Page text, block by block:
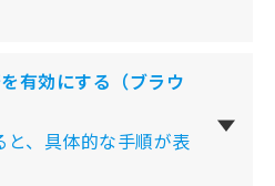
有効にする（ブラウ
、具体的な手順が表